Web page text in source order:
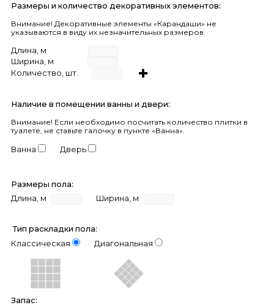
Размеры и количество декоративных элементов:
Внимание! Декоративные элементы «Карандаши» не
указываются в виду их незначительных размеров.
Длина, м
Ширина, м
Количество, шт.
Наличие в помещении ванны и двери:
Внимание! Если необходимо посчитать количество плитки в
туалете, не ставьте галочку в пункте «Ванна».
Ванна Дверь
Размеры пола:
Длина, м
Ширина, м
Тип раскладки пола:
Классическая
Диагональная
Запас: